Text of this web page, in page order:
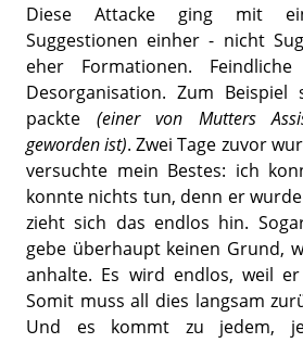
Diese Attacke ging mit
Suggestionen einher - nicht
eher Formationen.
Desorganisation. Zum
packte (einer von Mutters
geworden ist). Zwei Tage zuvor
versuchte mein Bestes: ich
konnte nichts tun, denn er
zieht sich das endlos hin.
gebe überhaupt keinen Grund,
anhalte. Es wird endlos, weil
Somit muss all dies langsam
Und es kommt zu jedem,